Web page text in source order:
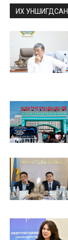
ИХ УНШИГДСАН